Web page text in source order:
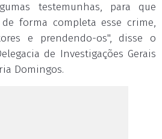
testemunhas, para que
de forma completa esse crime,
e prendendo-os", disse o
de Investigações Gerais
Domingos.